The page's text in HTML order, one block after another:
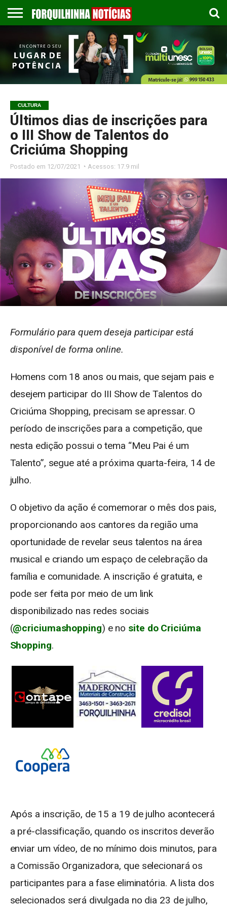
EMPREGOS
ESPORTES
PUBLICAÇÃO
LEGAL
GASTRONOMIA
CONTATO
CULTURA
Últimos dias de inscrições para
o III Show de Talentos do
Criciúma Shopping
Postado em 12/07/2021 ◔ Acessos: 17.9 mil
Formulário para quem deseja participar está
disponível de forma online.
Homens com 18 anos ou mais, que sejam pais e
desejem participar do III Show de Talentos do
Criciúma Shopping, precisam se apressar. O
período de inscrições para a competição, que
nesta edição possui o tema “Meu Pai é um
Talento”, segue até a próxima quarta-feira, 14 de
julho.
O objetivo da ação é comemorar o mês dos pais,
proporcionando aos cantores da região uma
oportunidade de revelar seus talentos na área
musical e criando um espaço de celebração da
família e comunidade. A inscrição é gratuita, e
pode ser feita por meio de um link
disponibilizado nas redes sociais
(@criciumashopping) e no site do Criciúma
Shopping.
Após a inscrição, de 15 a 19 de julho acontecerá
a pré-classificação, quando os inscritos deverão
enviar um vídeo, de no mínimo dois minutos, para
a Comissão Organizadora, que selecionará os
participantes para a fase eliminatória. A lista dos
selecionados será divulgada no dia 23 de julho,